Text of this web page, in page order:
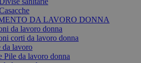
DA LAVORO DONNA
da lavoro donna
corti da lavoro donna
da lavoro
Pile da lavoro donna